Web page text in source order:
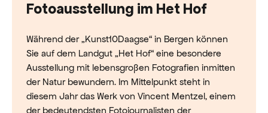
Fotoausstellung im Het Hof
Während der „Kunst10Daagse“ in Bergen können
Sie auf dem Landgut „Het Hof“ eine besondere
Ausstellung mit lebensgroßen Fotografien inmitten
der Natur bewundern. Im Mittelpunkt steht in
diesem Jahr das Werk von Vincent Mentzel, einem
der bedeutendsten Fotojournalisten der